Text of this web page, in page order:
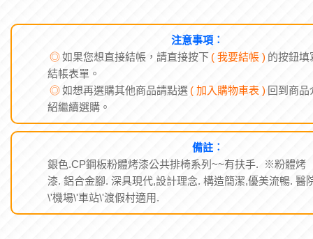
注意事項︰
◎如果您想直接結帳，請直接按下 ( 我要結帳 ) 的按鈕填
結帳表單。
◎如想再選購其他商品請點選 ( 加入購物車表 ) 回到商品
紹繼續選購。
備註︰
銀色.CP鋼板粉體烤漆公共排椅系列~~有扶手. ※粉體烤
漆. 鋁合金腳. 深具現代,設計理念. 構造簡潔,優美流暢. 醫
\'機場\'車站\'渡假村適用.